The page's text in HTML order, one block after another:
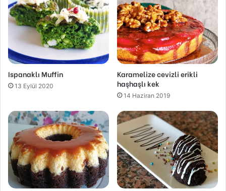
Ispanaklı Muffin
13 Eylül 2020
Karamelize cevizli erikli
haşhaşlı kek
14 Haziran 2019